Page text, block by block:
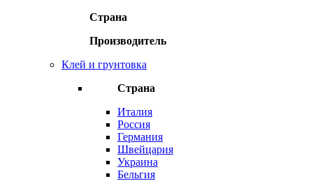
Страна
Производитель
Клей и грунтовка
Страна
Италия
Россия
Германия
Швейцария
Украина
Бельгия